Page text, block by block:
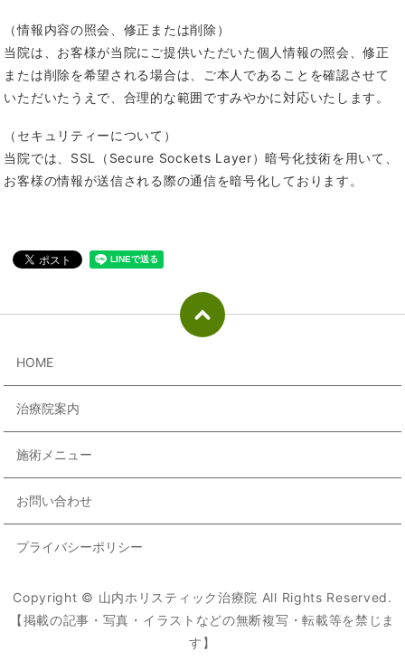
（情報内容の照会、修正または削除）
当院は、お客様が当院にご提供いただいた個人情報の照会、修正
または削除を希望される場合は、ご本人であることを確認させて
いただいたうえで、合理的な範囲ですみやかに対応いたします。
（セキュリティーについて）
当院では、SSL（Secure Sockets Layer）暗号化技術を用いて、
お客様の情報が送信される際の通信を暗号化しております。
HOME
治療院案内
施術メニュー
お問い合わせ
プライバシーポリシー
Copyright © 山内ホリスティック治療院 All Rights Reserved.
【掲載の記事・写真・イラストなどの無断複写・転載等を禁じま
す】